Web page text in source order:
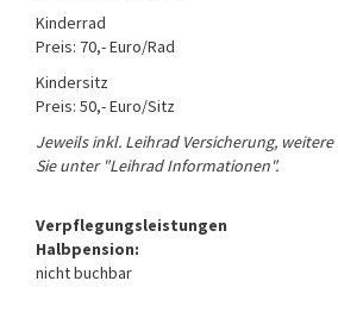
Kinderrad
Preis: 70,- Euro/Rad
Kindersitz
Preis: 50,- Euro/Sitz
Jeweils inkl. Leihrad Versicherung,
Sie unter "Leihrad Informationen".
Verpflegungsleistungen
Halbpension:
nicht buchbar